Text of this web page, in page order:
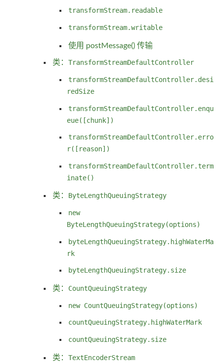
transformStream.readable
transformStream.writable
使用 postMessage() 传输
类： TransformStreamDefaultController
transformStreamDefaultController.desi
redSize
transformStreamDefaultController.enqu
eue([chunk])
transformStreamDefaultController.erro
r([reason])
transformStreamDefaultController.term
inate()
类： ByteLengthQueuingStrategy
new
ByteLengthQueuingStrategy(options)
byteLengthQueuingStrategy.highWaterMa
rk
byteLengthQueuingStrategy.size
类： CountQueuingStrategy
new CountQueuingStrategy(options)
countQueuingStrategy.highWaterMark
countQueuingStrategy.size
类： TextEncoderStream